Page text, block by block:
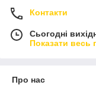
Контакти
Сьогодні
Показати весь
Про нас